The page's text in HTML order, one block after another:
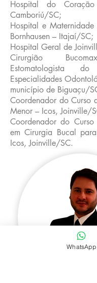
Hospital do
Camboriú/SC;
Hospital e
Bornhausen – Itajaí/SC;
Hospital Geral de
Cirurgião
Estomatologista
Especialidades
município de Biguaçu/
Coordenador do Curso
Menor – Icos, Joinville/
Coordenador do Curso
em Cirurgia Bucal
Icos, Joinville/SC.
WhatsApp